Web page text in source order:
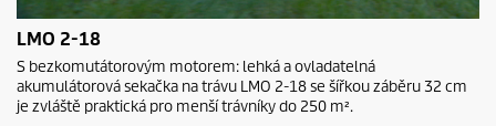
s
e
c
o
n
LMO 2-18
S bezkomutátorovým motorem: lehká a ovladatelná
akumulátorová sekačka na trávu LMO 2-18 se šířkou záběru 32 cm
je zvláště praktická pro menší trávníky do 250 m².